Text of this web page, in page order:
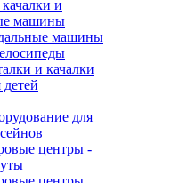
и
машины
машины
и качалки
детей
для
центры -